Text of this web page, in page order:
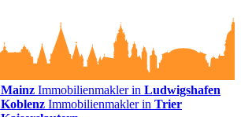
Mainz Immobilienmakler in Ludwigshafen
Koblenz Immobilienmakler in Trier